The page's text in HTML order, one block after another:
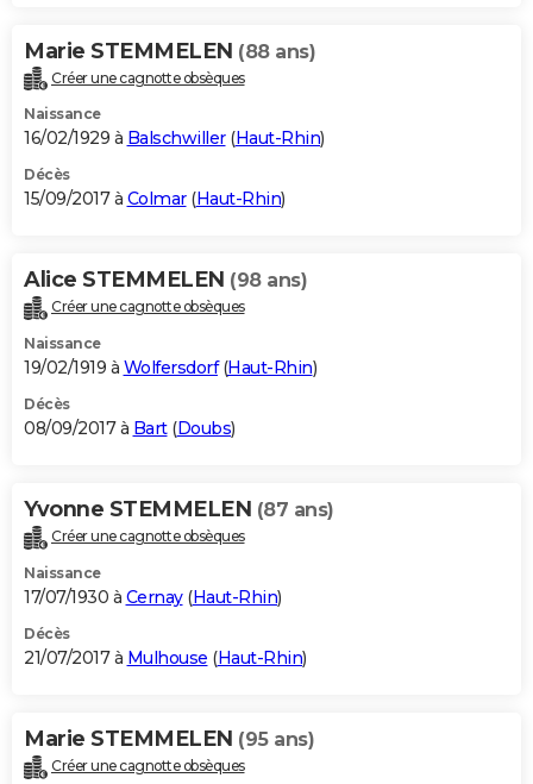
Marie STEMMELEN (88 ans)
Créer une cagnotte obsèques
Naissance
16/02/1929 à Balschwiller(Haut-Rhin)
Décès
15/09/2017 à Colmar(Haut-Rhin)
Alice STEMMELEN (98 ans)
Créer une cagnotte obsèques
Naissance
19/02/1919 à Wolfersdorf(Haut-Rhin)
Décès
08/09/2017 à Bart(Doubs)
Yvonne STEMMELEN (87 ans)
Créer une cagnotte obsèques
Naissance
17/07/1930 à Cernay(Haut-Rhin)
Décès
21/07/2017 à Mulhouse (Haut-Rhin)
Marie STEMMELEN (95 ans)
Créer une cagnotte obsèques